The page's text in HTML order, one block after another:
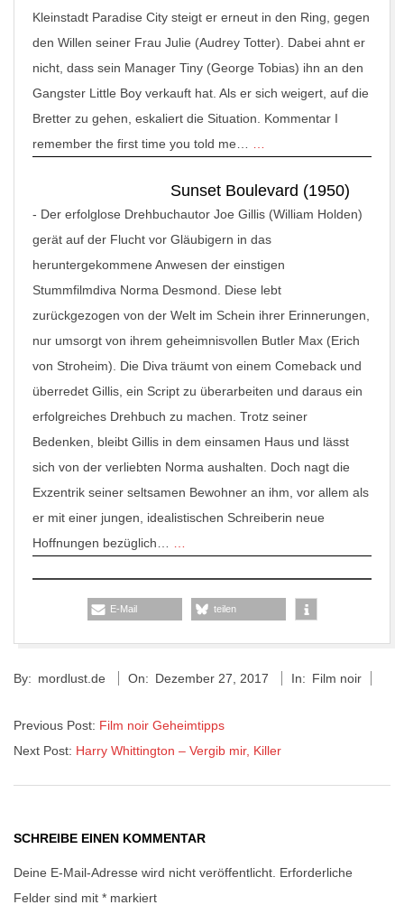
Kleinstadt Paradise City steigt er erneut in den Ring, gegen
den Willen seiner Frau Julie (Audrey Totter). Dabei ahnt er
nicht, dass sein Manager Tiny (George Tobias) ihn an den
Gangster Little Boy verkauft hat. Als er sich weigert, auf die
Bretter zu gehen, eskaliert die Situation. Kommentar I
remember the first time you told me…
Sunset Boulevard (1950)
- Der erfolglose Drehbuchautor Joe Gillis (William Holden)
gerät auf der Flucht vor Gläubigern in das
heruntergekommene Anwesen der einstigen
Stummfilmdiva Norma Desmond. Diese lebt
zurückgezogen von der Welt im Schein ihrer Erinnerungen,
nur umsorgt von ihrem geheimnisvollen Butler Max (Erich
von Stroheim). Die Diva träumt von einem Comeback und
überredet Gillis, ein Script zu überarbeiten und daraus ein
erfolgreiches Drehbuch zu machen. Trotz seiner
Bedenken, bleibt Gillis in dem einsamen Haus und lässt
sich von der verliebten Norma aushalten. Doch nagt die
Exzentrik seiner seltsamen Bewohner an ihm, vor allem als
er mit einer jungen, idealistischen Schreiberin neue
Hoffnungen bezüglich…
E-Mail teilen
12-
By: mordlust.de On: Dezember 27, 2017 In: Film noir
Previous Post: Film noir Geheimtipps
Next Post: Harry Whittington – Vergib mir, Killer
SCHREIBE EINEN KOMMENTAR
Deine E-Mail-Adresse wird nicht veröffentlicht. Erforderliche
Felder sind mit * markiert